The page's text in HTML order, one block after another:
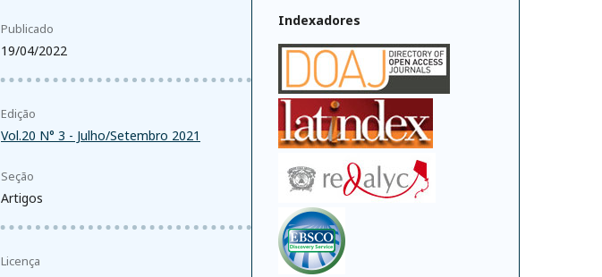
Publicado
19/04/2022
Edição
Vol.20 N° 3 - Julho/Setembro 2021
Seção
Artigos
Licença
Indexadores